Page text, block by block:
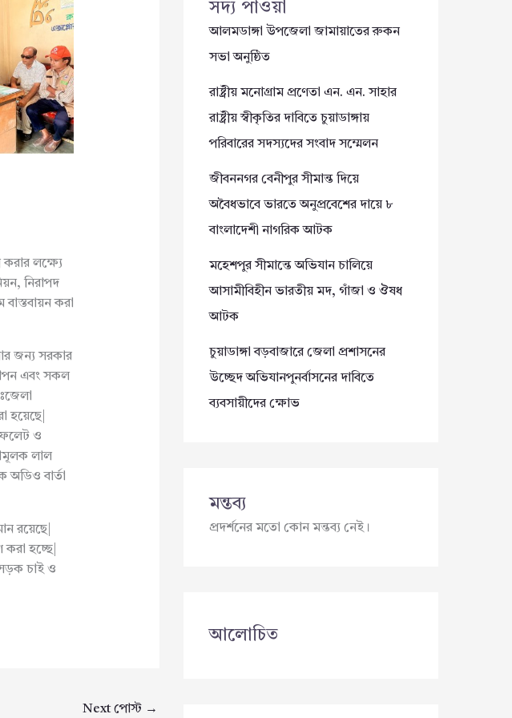
লক্ষ্যে
নিরাপদ
করা
জন্য সরকার
এবং সকল
হয়েছে|
ও
লাল
অডিও বার্তা
রয়েছে|
করা হচ্ছে|
সড়ক চাই ও
Next পোস্ট →
সদ্য পাওয়া
আলমডাঙ্গা উপজেলা জামায়াতের রুকন
সভা অনুষ্ঠিত
রাষ্ট্রীয় মনোগ্রাম প্রণেতা এন. এন. সাহার
রাষ্ট্রীয় স্বীকৃতির দাবিতে চুয়াডাঙ্গায়
পরিবারের সদস্যদের সংবাদ সম্মেলন
জীবননগর বেনীপুর সীমান্ত দিয়ে
অবৈধভাবে ভারতে অনুপ্রবেশের দায়ে ৮
বাংলাদেশী নাগরিক আটক
মহেশপুর সীমান্তে অভিযান চালিয়ে
আসামীবিহীন ভারতীয় মদ, গাঁজা ও ঔষধ
আটক
চুয়াডাঙ্গা বড়বাজারে জেলা প্রশাসনের
উচ্ছেদ অভিযানপুনর্বাসনের দাবিতে
ব্যবসায়ীদের ক্ষোভ
মন্তব্য
প্রদর্শনের মতো কোন মন্তব্য নেই।
আলোচিত